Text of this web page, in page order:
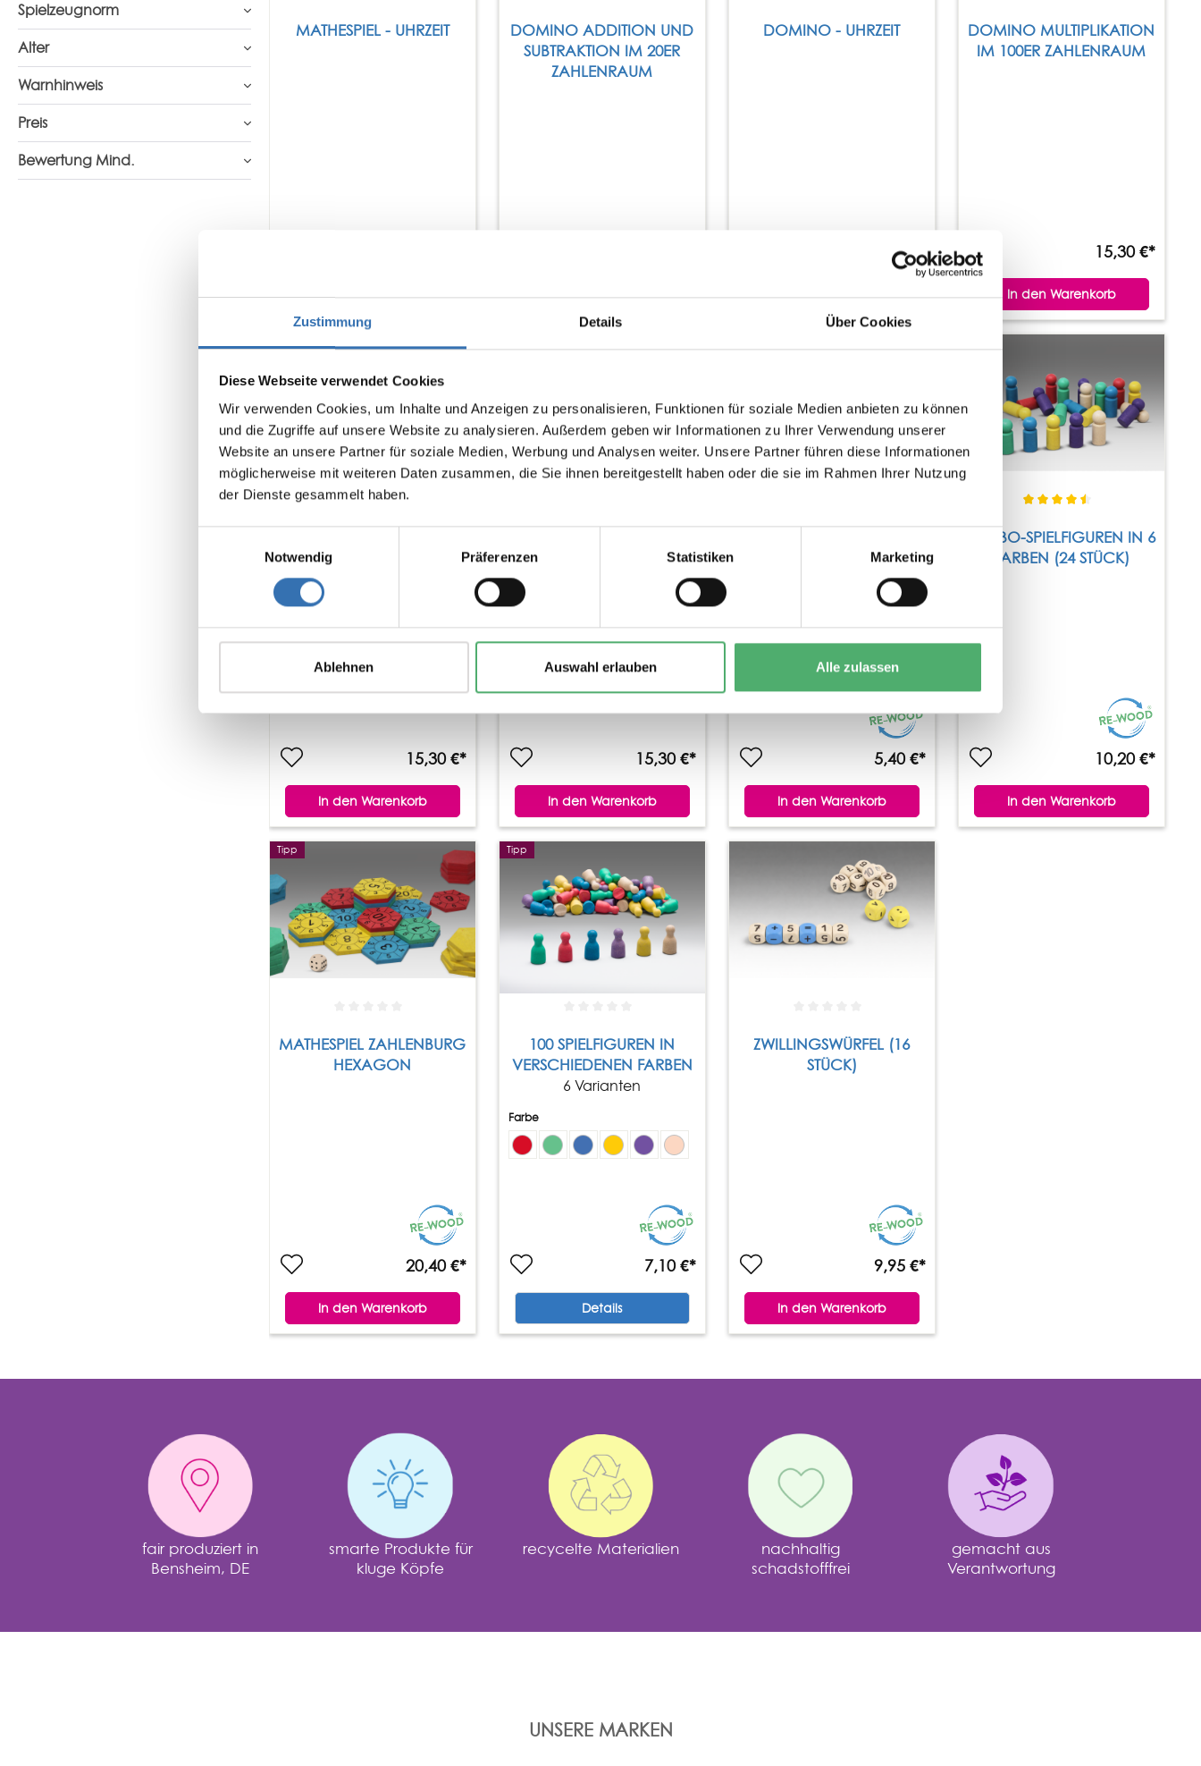
Zustimmung Details Über Cookies
Diese Webseite verwendet Cookies
Wir verwenden Cookies, um Inhalte und Anzeigen zu personalisieren, Funktionen für soziale Medien anbieten zu können
und die Zugriffe auf unsere Website zu analysieren. Außerdem geben wir Informationen zu Ihrer Verwendung unserer
Website an unsere Partner für soziale Medien, Werbung und Analysen weiter. Unsere Partner führen diese Informationen
möglicherweise mit weiteren Daten zusammen, die Sie ihnen bereitgestellt haben oder die sie im Rahmen Ihrer Nutzung
der Dienste gesammelt haben.
Notwendig
Präferenzen Statistiken Marketing
Ablehnen Auswahl erlauben Alle zulassen
Spielzeugnorm
Alter
Warnhinweis
Preis
Bewertung Mind.
MATHESPIEL - UHRZEIT
In den Warenkorb
DOMINO ADDITION UND
SUBTRAKTION IM 20ER
ZAHLENRAUM
In den Warenkorb
DOMINO - UHRZEIT
15,30 €*
In den Warenkorb
DOMINO MULTIPLIKATION
IM 100ER ZAHLENRAUM
15,30 €*
In den Warenkorb
100ER ZAHLENRAUM
15,30 €*
In den Warenkorb
15,30 €*
In den Warenkorb
5,40 €*
In den Warenkorb
JUMBO-SPIELFIGUREN IN 6
FARBEN (24 STÜCK)
10,20 €*
In den Warenkorb
Tipp
MATHESPIEL ZAHLENBURG
HEXAGON
20,40 €*
In den Warenkorb
Tipp
100 SPIELFIGUREN IN
VERSCHIEDENEN FARBEN
6 Varianten
Farbe
7,10 €*
Details
ZWILLINGSWÜRFEL (16
STÜCK)
9,95 €*
In den Warenkorb
fair produziert in
Bensheim, DE
smarte Produkte für
kluge Köpfe
recycelte Materialien
nachhaltig
schadstofffrei
gemacht aus
Verantwortung
UNSERE MARKEN